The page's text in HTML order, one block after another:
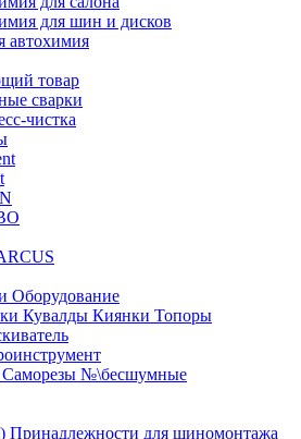
для шин и дисков
автохимия
товар
сварки
чистка
Оборудование
Кувалды Киянки Топоры
Саморезы №\бесшумные
Принадлежности для шиномонтажа